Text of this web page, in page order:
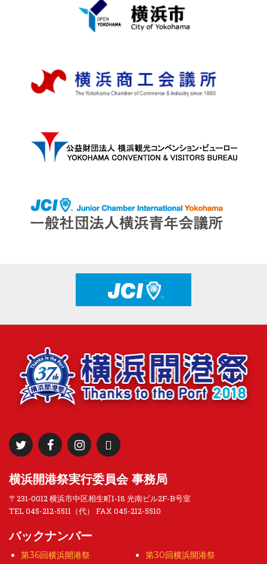
横浜開港祭実行委員会 事務局
〒231-0012 横浜市中区相生町1-18 光南ビル2F-B号室
TEL 045-212-5511（代） FAX 045-212-5510
バックナンバー
第36回横浜開港祭 第30回横浜開港祭